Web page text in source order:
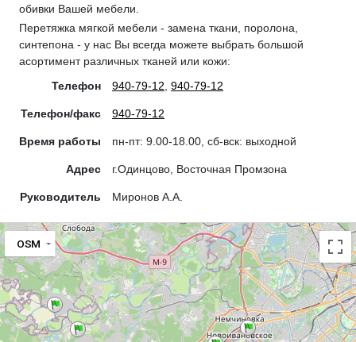
обивки Вашей мебели.
Перетяжка мягкой мебели - замена ткани, поролона,
синтепона - у нас Вы всегда можете выбрать большой
асортимент различных тканей или кожи:
Телефон
940-79-12 940-79-12
Телефон/факс 940-79-12
Время работы пн-пт: 9.00-18.00, сб-вск: выходной
Адрес г.Одинцово, Восточная Промзона
Руководитель Миронов А.А.
OSM